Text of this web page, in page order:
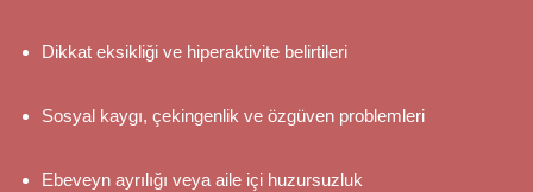
Dikkat eksikliği ve hiperaktivite belirtileri
Sosyal kaygı, çekingenlik ve özgüven problemleri
Ebeveyn ayrılığı veya aile içi huzursuzluk